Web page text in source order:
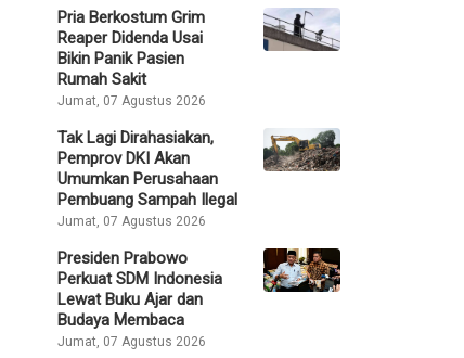
Pria Berkostum Grim
Reaper Didenda Usai
Bikin Panik Pasien
Rumah Sakit
Jumat, 07 Agustus 2026
Tak Lagi Dirahasiakan,
Pemprov DKI Akan
Umumkan Perusahaan
Pembuang Sampah Ilegal
Jumat, 07 Agustus 2026
Presiden Prabowo
Perkuat SDM Indonesia
Lewat Buku Ajar dan
Budaya Membaca
Jumat, 07 Agustus 2026